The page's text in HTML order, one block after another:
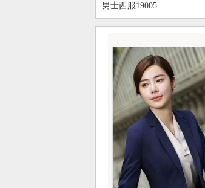
男士西服19005